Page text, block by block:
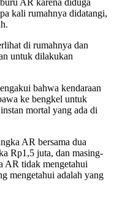
AR karena diduga
kali rumahnya didatangi,
di rumahnya dan
untuk dilakukan
bahwa kendaraan
ke bengkel untuk
mortal yang ada di
AR bersama dua
Rp1,5 juta, dan masing-
AR tidak mengetahui
mengetahui adalah yang